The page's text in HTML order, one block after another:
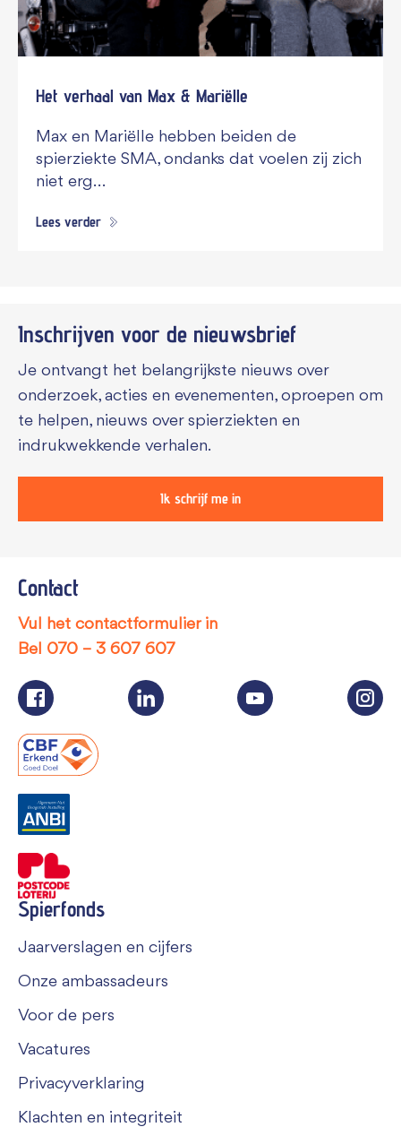
Het verhaal van Max & Mariëlle
Max en Mariëlle hebben beiden de
spierziekte SMA, ondanks dat voelen zij zich
niet erg…
Lees verder
Contact
Vul het contactformulier in
Bel 070 – 3 607 607
Spierfonds
Jaarverslagen en cijfers
Onze ambassadeurs
Voor de pers
Vacatures
Privacyverklaring
Klachten en integriteit
Inschrijven voor de nieuwsbrief
Je ontvangt het belangrijkste nieuws over
onderzoek, acties en evenementen, oproepen om
te helpen, nieuws over spierziekten en
indrukwekkende verhalen.
Ik schrijf me in